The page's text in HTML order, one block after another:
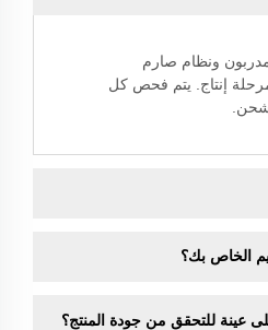
ونظام صارم
إنتاج. يتم فحص كل
الخاص بك؟
للتحقق من جودة المنتج؟